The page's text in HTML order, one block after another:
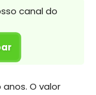
canal do
O valor